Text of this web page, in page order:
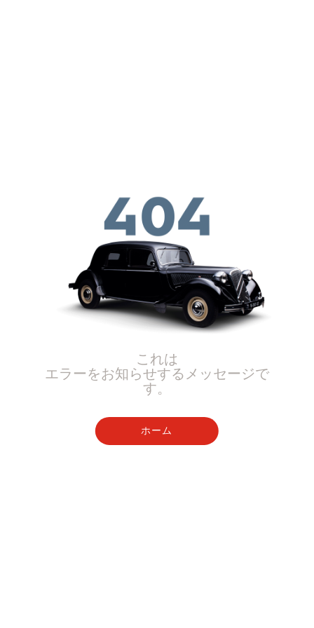
これは
エラーをお知らせするメッセージで
す。
ホーム